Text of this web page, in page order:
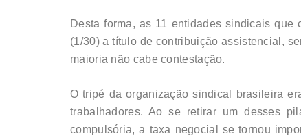
Desta forma, as 11 entidades sindicais
(1/30) a título de contribuição assistencial,
maioria não cabe contestação.
O tripé da organização sindical brasileira
trabalhadores. Ao se retirar um desses
compulsória, a taxa negocial se tornou